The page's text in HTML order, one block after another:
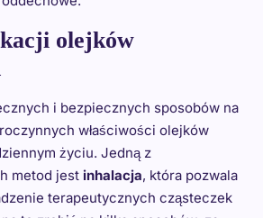
olejków
i bezpiecznych sposobów na
właściwości olejków
życiu. Jedną z
metod jest inhalacja, która pozwala
terapeutycznych cząsteczek